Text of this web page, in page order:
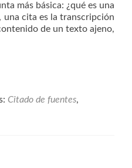
más básica: ¿qué es una
una cita es la transcripción
de un texto ajeno,
Citado de fuentes,